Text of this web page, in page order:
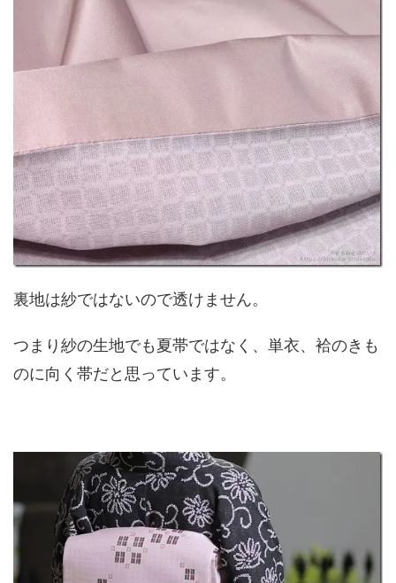
裏地は紗ではないので透けません。
つまり紗の生地でも夏帯ではなく、単衣、袷のきも
のに向く帯だと思っています。